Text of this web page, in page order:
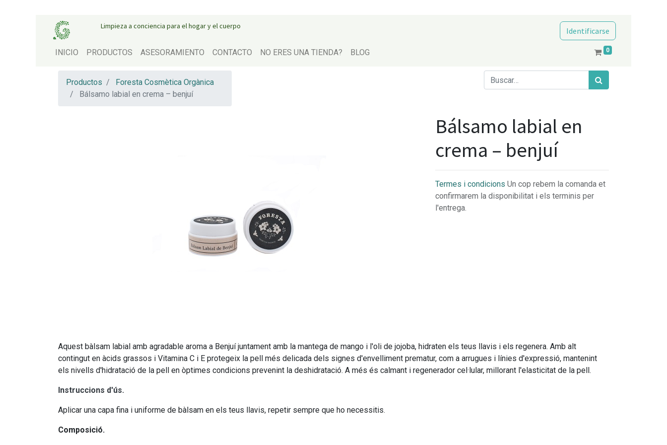
Limpieza a conciencia para el hogar y el cuerpo Identificarse
INICIO PRODUCTOS ASESORAMIENTO CONTACTO NO ERES UNA TIENDA? BLOG 0
Productos
Foresta Cosmètica Orgànica
Bálsamo labial en crema – benjuí
Bálsamo labial en
crema – benjuí
Termes i condicions Un cop rebem la comanda et
confirmarem la disponibilitat i els terminis per
l'entrega.
Aquest bàlsam labial amb agradable aroma a Benjuí juntament amb la mantega de mango i l'oli de jojoba, hidraten els teus llavis i els regenera. Amb alt
contingut en àcids grassos i Vitamina C i E protegeix la pell més delicada dels signes d'envelliment prematur, com a arrugues i línies d'expressió, mantenint
els nivells d'hidratació de la pell en òptimes condicions prevenint la deshidratació. A més és calmant i regenerador cel·lular, millorant l'elasticitat de la pell.
Instruccions d'ús.
Aplicar una capa fina i uniforme de bàlsam en els teus llavis, repetir sempre que ho necessitis.
Composició.